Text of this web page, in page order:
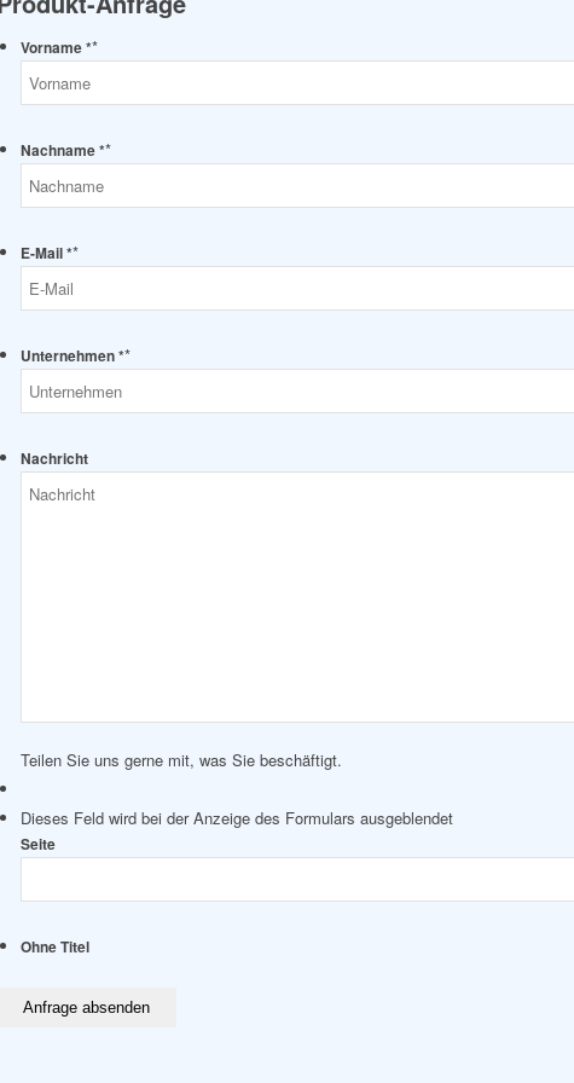
Vorname **
Nachname **
E-Mail **
Unternehmen **
Nachricht
Teilen Sie uns gerne mit, was Sie beschäftigt.
Dieses Feld wird bei der Anzeige des Formulars ausgeblendet
Seite
Ohne Titel